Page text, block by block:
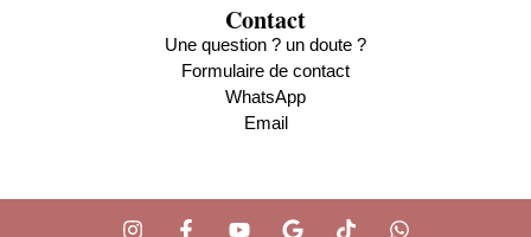
Contact
Une question ? un doute ?
Formulaire de contact
WhatsApp
Email